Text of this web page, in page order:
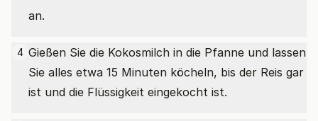
an.
4 Gießen Sie die Kokosmilch in die Pfanne und lassen
Sie alles etwa 15 Minuten köcheln, bis der Reis gar
ist und die Flüssigkeit eingekocht ist.